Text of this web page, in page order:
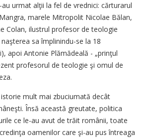
urmat alţii la fel de vrednici: căr­tu­rarul
marele Mi­tro­polit Nicolae Bălan,
Colan, ilustrul pro­fesor de teologie
sa îm­pli­nin­du-se la 18
apoi Antonie Plămădeală - „prinţul
profesorul de teologie şi omul de
mult mai zbuciumată decât
Însă această greutate, politica
ce le-au avut de trăit românii, toate
oameni­lor care şi-au pus întreaga